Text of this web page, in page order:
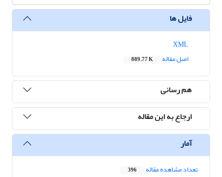
فایل ها
اصل مقاله
889.77 K
هم رسانی
ارجاع به این مقاله
آمار
تعداد مشاهده مقاله 396